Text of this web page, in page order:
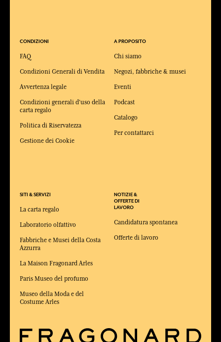
CONDIZIONI
FAQ
Condizioni Generali di Vendita
Avvertenza legale
Condizioni generali d'uso della
carta regalo
Politica di Riservatezza
Gestione dei Cookie
SITI & SERVIZI
La carta regalo
Laboratorio olfattivo
Fabbriche e Musei della Costa
Azzurra
La Maison Fragonard Arles
Paris Museo del profumo
Museo della Moda e del
Costume Arles
A PROPOSITO
Chi siamo
Negozi, fabbriche & musei
Eventi
Podcast
Catalogo
Per contattarci
NOTIZIE &
OFFERTE DI
LAVORO
Candidatura spontanea
Offerte di lavoro